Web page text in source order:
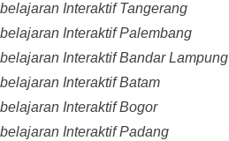
Interaktif Tangerang
Interaktif Palembang
Interaktif Bandar Lampung
Interaktif Batam
Interaktif Bogor
Interaktif Padang